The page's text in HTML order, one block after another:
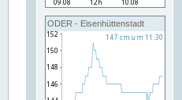
ODER - Eisenhüttenstadt